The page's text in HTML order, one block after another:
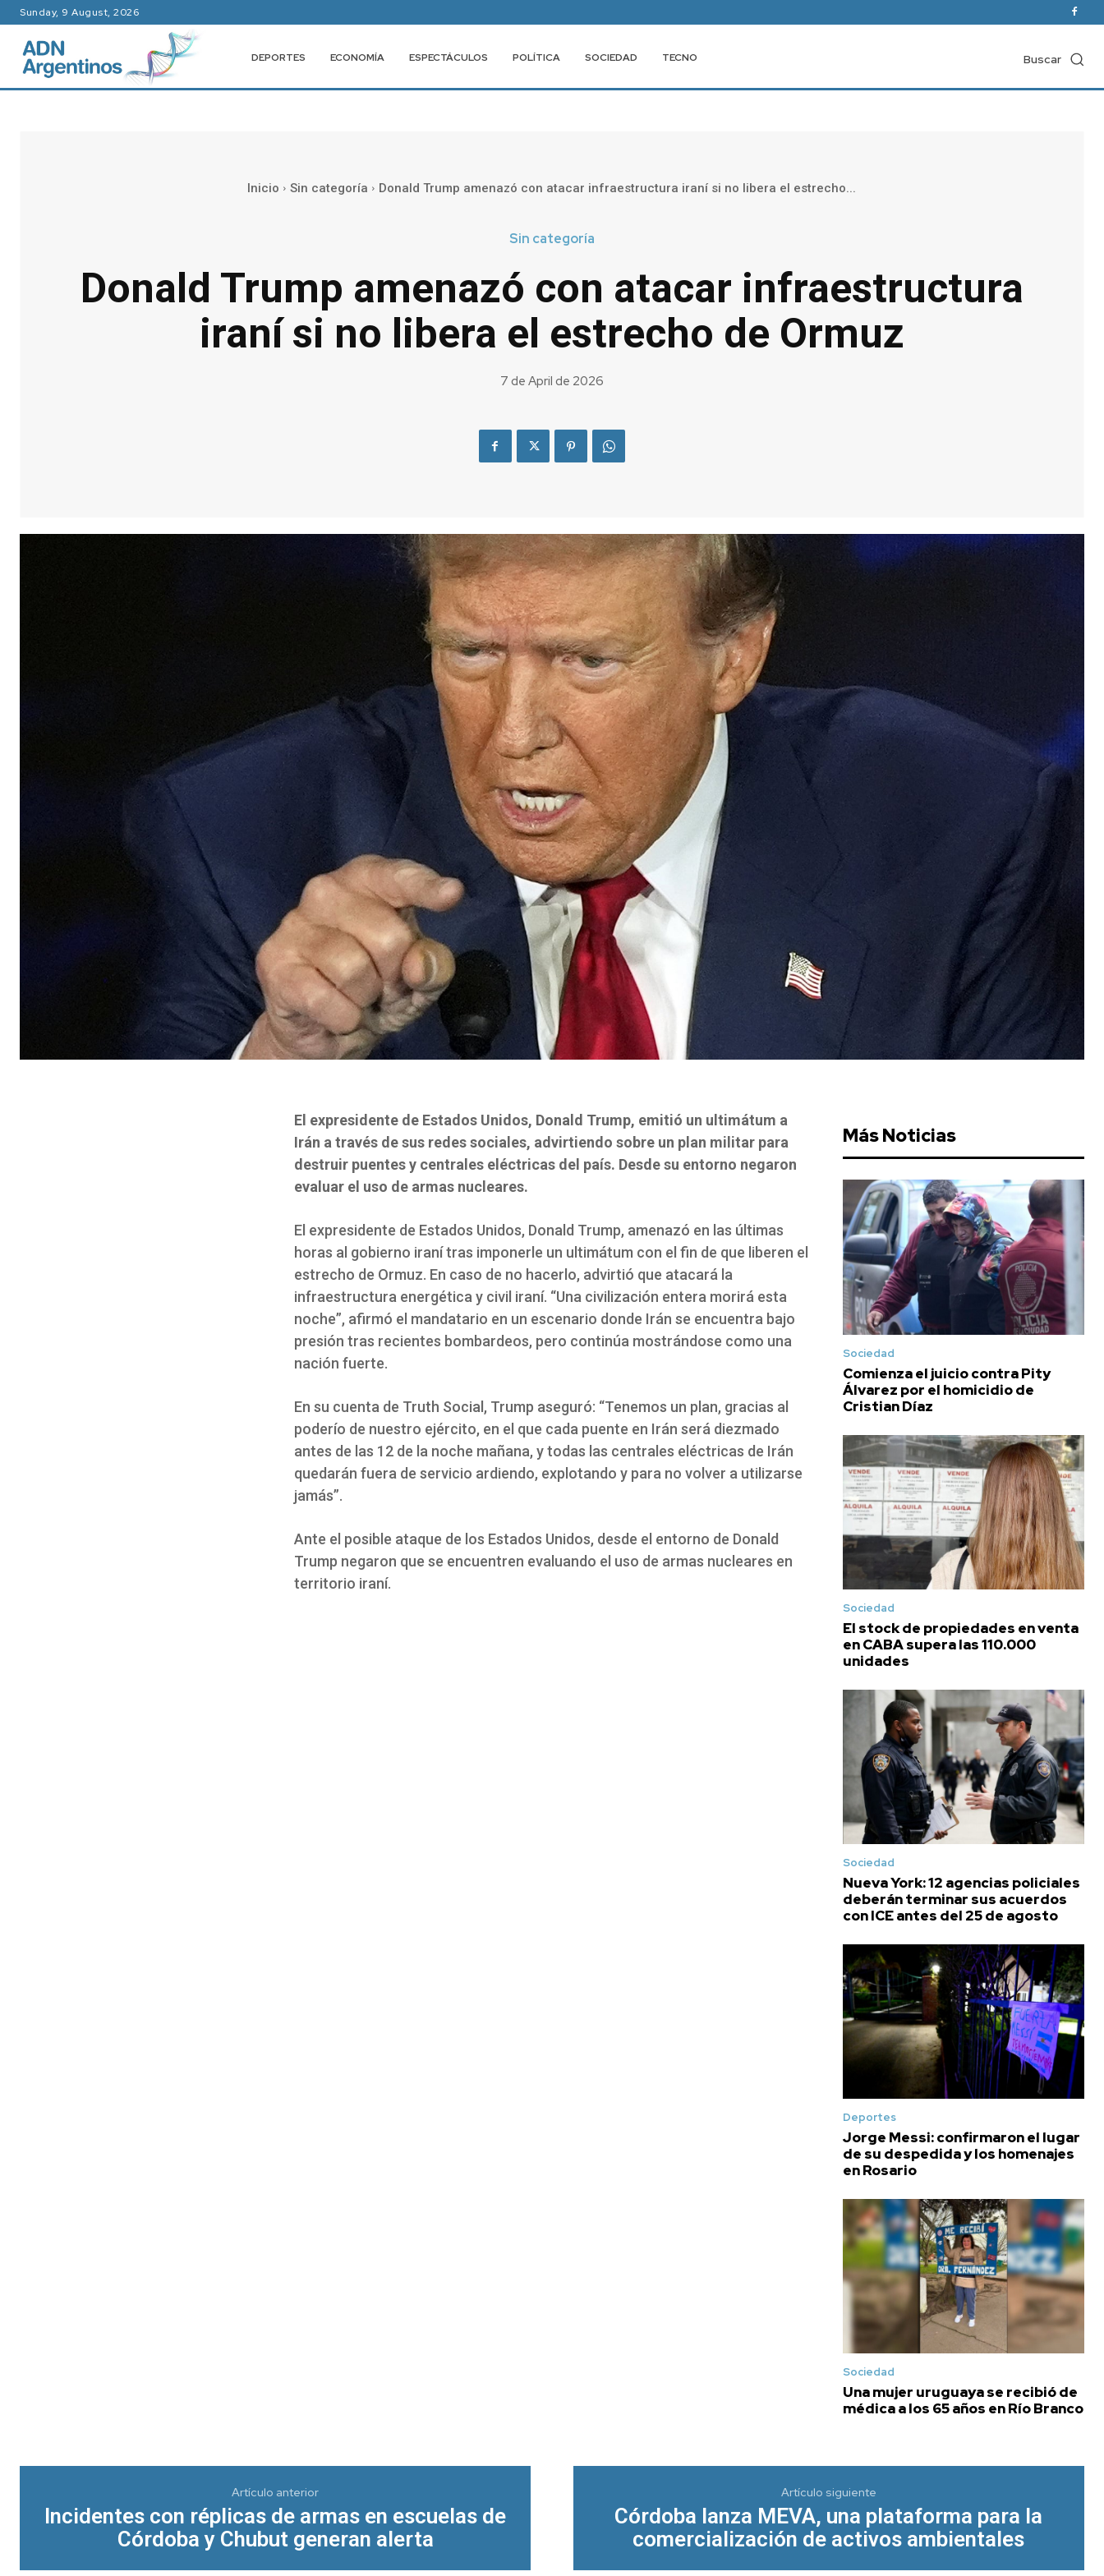
Sunday, 9 August, 2026
DEPORTES ECONOMÍA ESPECTÁCULOS POLÍTICA SOCIEDAD TECNO Buscar
Inicio Sin categoría Donald Trump amenazó con atacar infraestructura iraní si no libera el estrecho...
Sin categoría
Donald Trump amenazó con atacar infraestructura
iraní si no libera el estrecho de Ormuz
7 de April de 2026
El expresidente de Estados Unidos, Donald Trump, emitió un ultimátum a
Irán a través de sus redes sociales, advirtiendo sobre un plan militar para
destruir puentes y centrales eléctricas del país. Desde su entorno negaron
evaluar el uso de armas nucleares.
El expresidente de Estados Unidos, Donald Trump, amenazó en las últimas
horas al gobierno iraní tras imponerle un ultimátum con el fin de que liberen el
estrecho de Ormuz. En caso de no hacerlo, advirtió que atacará la
infraestructura energética y civil iraní. “Una civilización entera morirá esta
noche”, afirmó el mandatario en un escenario donde Irán se encuentra bajo
presión tras recientes bombardeos, pero continúa mostrándose como una
nación fuerte.
En su cuenta de Truth Social, Trump aseguró: “Tenemos un plan, gracias al
poderío de nuestro ejército, en el que cada puente en Irán será diezmado
antes de las 12 de la noche mañana, y todas las centrales eléctricas de Irán
quedarán fuera de servicio ardiendo, explotando y para no volver a utilizarse
jamás”.
Ante el posible ataque de los Estados Unidos, desde el entorno de Donald
Trump negaron que se encuentren evaluando el uso de armas nucleares en
territorio iraní.
Más Noticias
Sociedad
Comienza el juicio contra Pity
Álvarez por el homicidio de
Cristian Díaz
Sociedad
El stock de propiedades en venta
en CABA supera las 110.000
unidades
Sociedad
Nueva York: 12 agencias policiales
deberán terminar sus acuerdos
con ICE antes del 25 de agosto
Deportes
Jorge Messi: confirmaron el lugar
de su despedida y los homenajes
en Rosario
Sociedad
Una mujer uruguaya se recibió de
médica a los 65 años en Río Branco
Artículo anterior
Incidentes con réplicas de armas en escuelas de
Córdoba y Chubut generan alerta
Artículo siguiente
Córdoba lanza MEVA, una plataforma para la
comercialización de activos ambientales